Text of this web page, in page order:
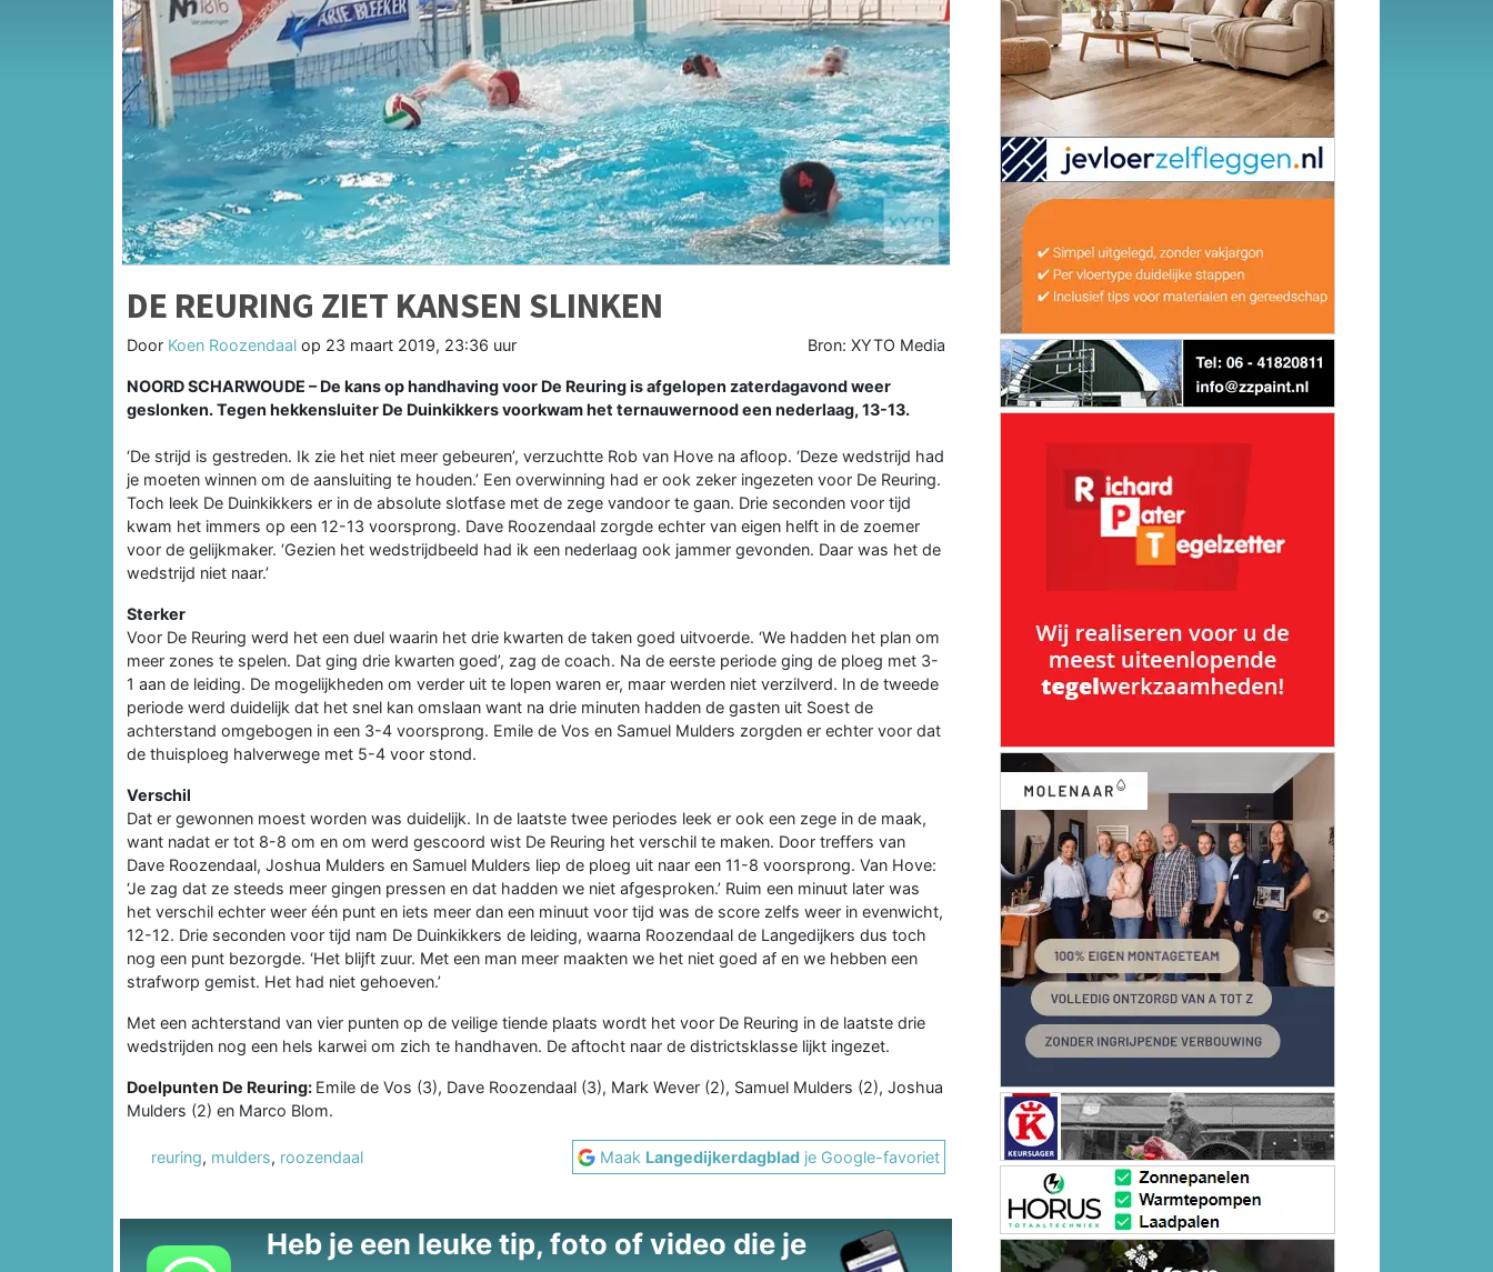
DE REURING ZIET KANSEN SLINKEN
Door Koen Roozendaal op 23 maart 2019, 23:36 uur Bron: XYTO Media
NOORD SCHARWOUDE –De kans op handhaving voor De Reuring is afgelopen zaterdagavond weer
geslonken. Tegen hekkensluiter De Duinkikkers voorkwam het ternauwernood een nederlaag, 13-13.
‘De strijd is gestreden. Ik zie het niet meer gebeuren’, verzuchtte Rob van Hove na afloop. ‘Deze wedstrijd had
je moeten winnen om de aansluiting te houden.’ Een overwinning had er ook zeker ingezeten voor De Reuring.
Toch leek De Duinkikkers er in de absolute slotfase met de zege vandoor te gaan. Drie seconden voor tijd
kwam het immers op een 12-13 voorsprong. Dave Roozendaal zorgde echter van eigen helft in de zoemer
voor de gelijkmaker. ‘Gezien het wedstrijdbeeld had ik een nederlaag ook jammer gevonden. Daar was het de
wedstrijd niet naar.’
Sterker
Voor De Reuring werd het een duel waarin het drie kwarten de taken goed uitvoerde. ‘We hadden het plan om
meer zones te spelen. Dat ging drie kwarten goed’, zag de coach. Na de eerste periode ging de ploeg met 3-
1 aan de leiding. De mogelijkheden om verder uit te lopen waren er, maar werden niet verzilverd. In de tweede
periode werd duidelijk dat het snel kan omslaan want na drie minuten hadden de gasten uit Soest de
achterstand omgebogen in een 3-4 voorsprong. Emile de Vos en Samuel Mulders zorgden er echter voor dat
de thuisploeg halverwege met 5-4 voor stond.
Verschil
Dat er gewonnen moest worden was duidelijk. In de laatste twee periodes leek er ook een zege in de maak,
want nadat er tot 8-8 om en om werd gescoord wist De Reuring het verschil te maken. Door treffers van
Dave Roozendaal, Joshua Mulders en Samuel Mulders liep de ploeg uit naar een 11-8 voorsprong. Van Hove:
‘Je zag dat ze steeds meer gingen pressen en dat hadden we niet afgesproken.’ Ruim een minuut later was
het verschil echter weer één punt en iets meer dan een minuut voor tijd was de score zelfs weer in evenwicht,
12-12. Drie seconden voor tijd nam De Duinkikkers de leiding, waarna Roozendaal de Langedijkers dus toch
nog een punt bezorgde. ‘Het blijft zuur. Met een man meer maakten we het niet goed af en we hebben een
strafworp gemist. Het had niet gehoeven.’
Met een achterstand van vier punten op de veilige tiende plaats wordt het voor De Reuring in de laatste drie
wedstrijden nog een hels karwei om zich te handhaven. De aftocht naar de districtsklasse lijkt ingezet.
Doelpunten De Reuring: Emile de Vos (3), Dave Roozendaal (3), Mark Wever (2), Samuel Mulders (2), Joshua
Mulders (2) en Marco Blom.
reuring, mulders, roozendaal Maak Langedijkerdagblad je Google-favoriet
Heb je een leuke tip, foto of video die je